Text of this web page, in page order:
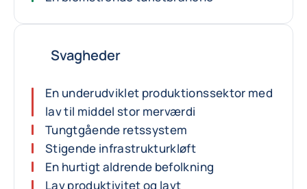
Svagheder
En underudviklet produktionssektor med
lav til middel stor merværdi
Tungtgående retssystem
Stigende infrastrukturkløft
En hurtigt aldrende befolkning
Lav produktivitet og lavt